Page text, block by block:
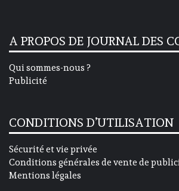
A PROPOS DE JOURNAL DES
Qui sommes-nous ?
Publicité
CONDITIONS D’UTILISATION
Sécurité et vie privée
Conditions générales de vente de
Mentions légales